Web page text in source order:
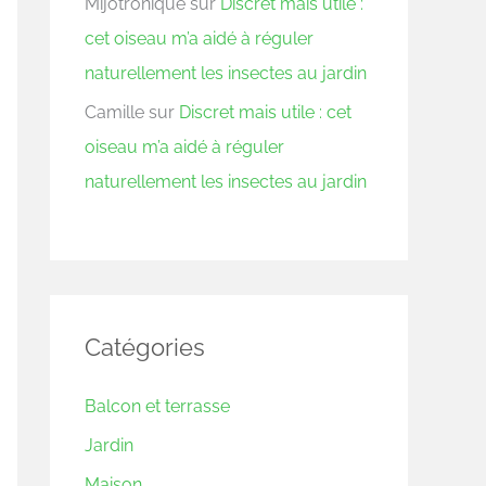
cet oiseau m’a aidé à réguler
naturellement les insectes au jardin
Camille sur Discret mais utile : cet
oiseau m’a aidé à réguler
naturellement les insectes au jardin
Catégories
Balcon et terrasse
Jardin